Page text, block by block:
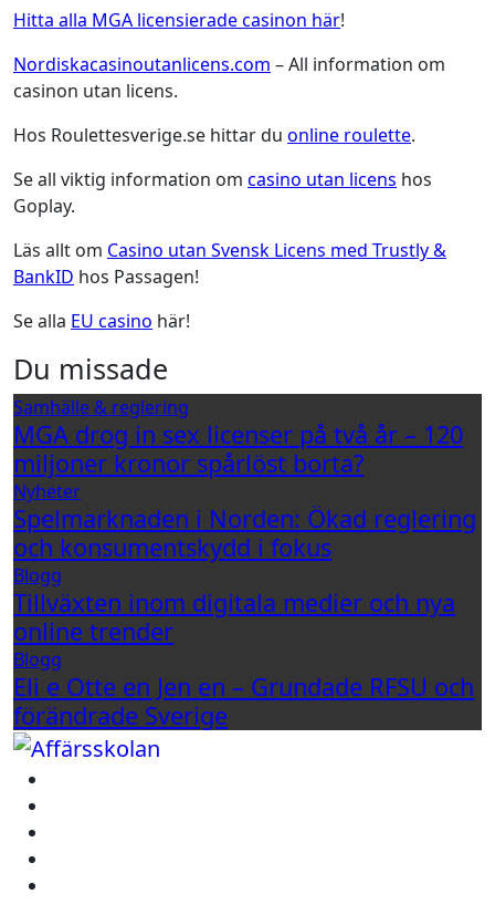
Hitta alla MGA licensierade casinon här!
Nordiskacasinoutanlicens.com – All information om
casinon utan licens.
Hos Roulettesverige.se hittar du online roulette.
Se all viktig information om casino utan licens hos
Goplay.
Läs allt om Casino utan Svensk Licens med Trustly &
BankID hos Passagen!
Se alla EU casino här!
Du missade
Samhälle & reglering
MGA drog in sex licenser på två år – 120
miljoner kronor spårlöst borta?
Nyheter
Spelmarknaden i Norden: Ökad reglering
och konsumentskydd i fokus
Blogg
Tillväxten inom digitala medier och nya
online trender
Blogg
Eli e Otte en Jen en – Grundade RFSU och
förändrade Sverige